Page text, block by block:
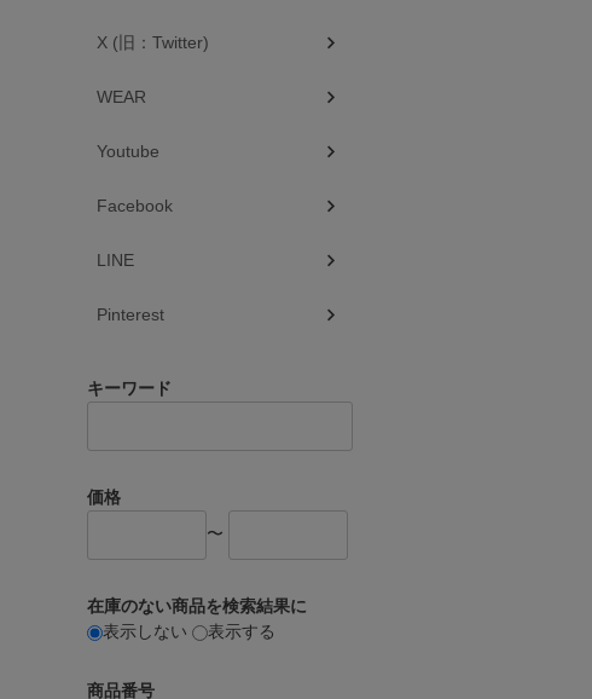
X (旧：Twitter)
WEAR
Youtube
Facebook
LINE
Pinterest
キーワード
価格
〜
在庫のない商品を検索結果に
表示しない
表示する
商品番号